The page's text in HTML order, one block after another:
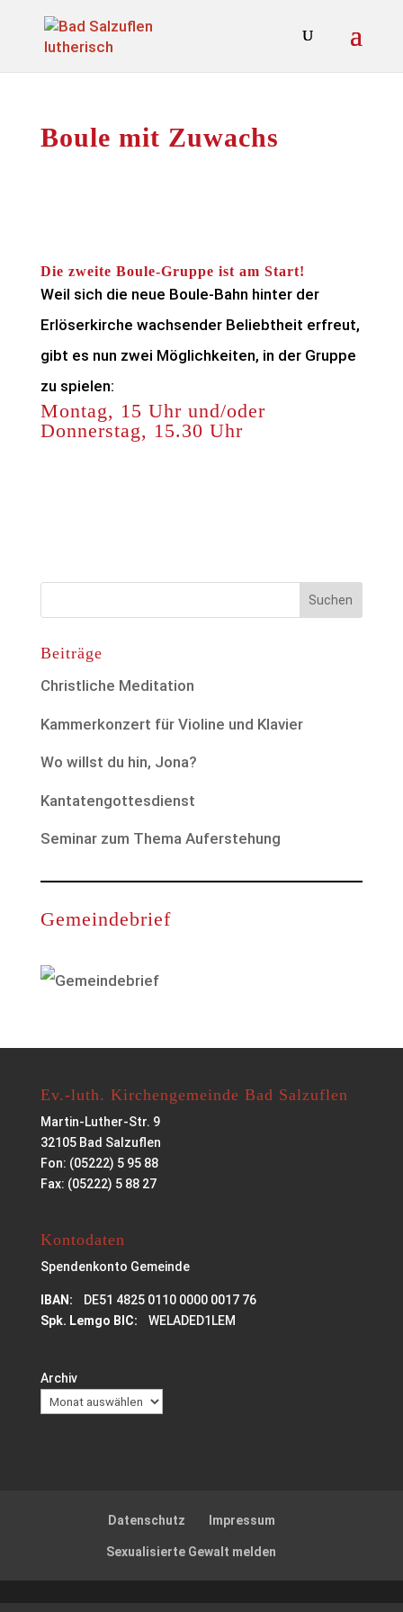
Boule mit Zuwachs
Die zweite Boule-Gruppe ist am Start!
Weil sich die neue Boule-Bahn hinter der
Erlöserkirche wachsender Beliebtheit erfreut,
gibt es nun zwei Möglichkeiten, in der Gruppe
zu spielen:
Montag, 15 Uhr und/oder
Donnerstag, 15.30 Uhr
Beiträge
Christliche Meditation
Kammerkonzert für Violine und Klavier
Wo willst du hin, Jona?
Kantatengottesdienst
Seminar zum Thema Auferstehung
Gemeindebrief
Ev.-luth. Kirchengemeinde Bad Salzuflen
Martin-Luther-Str. 9
32105 Bad Salzuflen
Fon: (05222) 5 95 88
Fax: (05222) 5 88 27
Kontodaten
Spendenkonto Gemeinde
IBAN: DE51 4825 0110 0000 0017 76
Spk. Lemgo BIC: WELADED1LEM
Archiv
Datenschutz Impressum
Sexualisierte Gewalt melden